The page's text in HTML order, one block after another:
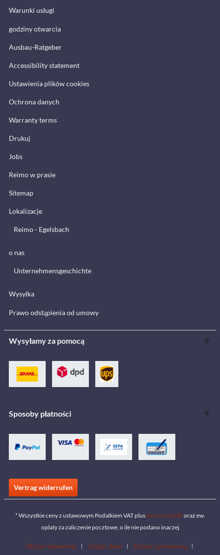
Warunki usługi
godziny otwarcia
Ausbau-Ratgeber
Accessibility statement
Ustawienia plików cookies
Ochrona danych
Warranty terms
Drukuj
Jobs
Reimo w prasie
Sitemap
Lokalizacje
Reimo - Egelsbach
o nas
Unternehmensgeschichte
Wysyłka
Prawo odstąpienia od umowy
Wysyłamy za pomocą
Sposoby płatności
Vertrag widerrufen
* Wszystkie ceny z ustawowym Podatkiem VAT plus koszty wysyłki oraz ew.
opłaty za zaliczenie pocztowe, o ile nie podano inaczej
Obszar pobierania Znajdź sklep Zostań sprzedawcą